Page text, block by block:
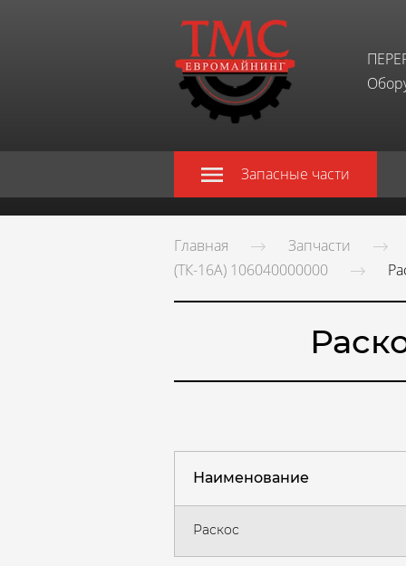
Запасные части
Главная
Запчасти
(ТК-16А) 106040000000
Наименование
Раскос